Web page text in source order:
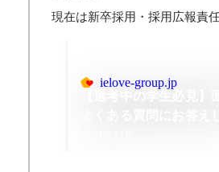
現在は新卒採用・採用広報責
ielove-group.jp